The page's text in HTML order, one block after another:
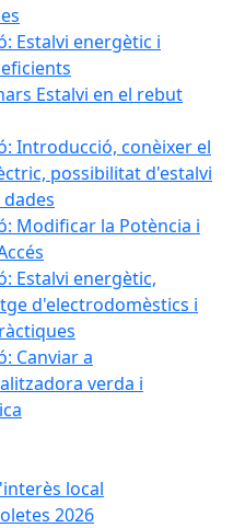
Estalvi energètic i
Estalvi en el rebut
Introducció, conèixer el
possibilitat d'estalvi
dades
Modificar la Potència i
Estalvi energètic,
d'electrodomèstics i
Canviar a
verda i
local
2026